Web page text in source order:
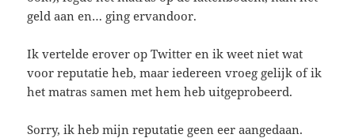
geld aan en… ging ervandoor.
Ik vertelde erover op Twitter en ik weet niet wat
voor reputatie heb, maar iedereen vroeg gelijk of ik
het matras samen met hem heb uitgeprobeerd.
Sorry, ik heb mijn reputatie geen eer aangedaan.